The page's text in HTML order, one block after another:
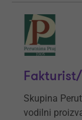
Skupina
vodilni